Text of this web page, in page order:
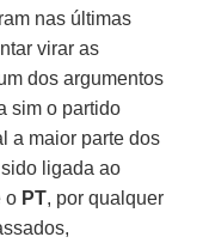
nas últimas
virar as
dos argumentos
sim o partido
a maior parte dos
ligada ao
o PT, por qualquer